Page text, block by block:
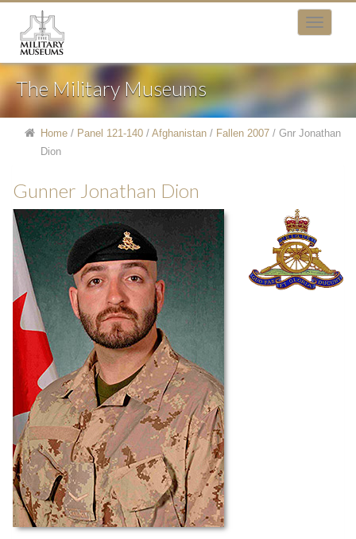
The Military Museums
Home / Panel 121-140 / Afghanistan / Fallen 2007 / Gnr Jonathan
Dion
Gunner Jonathan Dion